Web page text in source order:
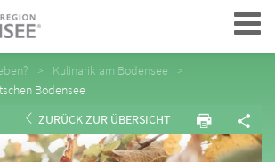
Navigation
Kulinarik am Bodensee
Bodensee
ZURÜCK ZUR ÜBERSICHT